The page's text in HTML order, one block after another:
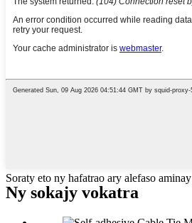
Soraty eto ny hafatrao ary alefaso aminay
Ny sokajy vokatra